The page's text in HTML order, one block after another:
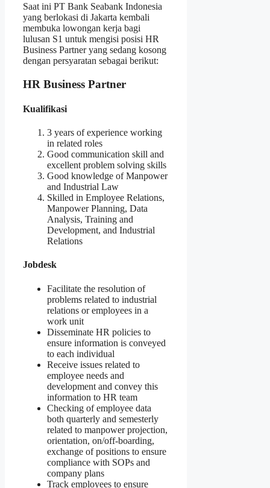
Saat ini PT Bank Seabank Indonesia
yang berlokasi di Jakarta kembali
membuka lowongan kerja bagi
lulusan S1 untuk mengisi posisi HR
Business Partner yang sedang kosong
dengan persyaratan sebagai berikut:
HR Business Partner
Kualifikasi
3 years of experience working
in related roles
Good communication skill and
excellent problem solving skills
Good knowledge of Manpower
and Industrial Law
Skilled in Employee Relations,
Manpower Planning, Data
Analysis, Training and
Development, and Industrial
Relations
Jobdesk
Facilitate the resolution of
problems related to industrial
relations or employees in a
work unit
Disseminate HR policies to
ensure information is conveyed
to each individual
Receive issues related to
employee needs and
development and convey this
information to HR team
Checking of employee data
both quarterly and semesterly
related to manpower projection,
orientation, on/off-boarding,
exchange of positions to ensure
compliance with SOPs and
company plans
Track employees to ensure